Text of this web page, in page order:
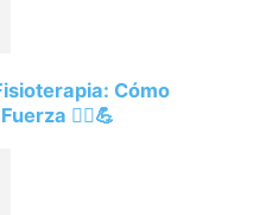
Cómo
🧘‍♀️💪